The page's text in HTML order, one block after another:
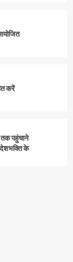
करें
पहुंचाने
के